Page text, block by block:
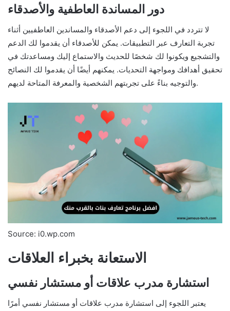
دور المساندة العاطفية والأصدقاء
لا تتردد في اللجوء إلى دعم الأصدقاء والمساندين العاطفيين أثناء
تجربة التعارف عبر التطبيقات. يمكن للأصدقاء أن يقدموا لك الدعم
والتشجيع ويكونوا لك شخصًا للحديث والاستماع إليك ومساعدتك في
تحقيق أهدافك ومواجهة التحديات. يمكنهم أيضًا أن يقدموا لك النصائح
والتوجيه بناءً على تجربتهم الشخصية والمعرفة المتاحة لديهم.
Source: i0.wp.com
الاستعانة بخبراء العلاقات
استشارة مدرب علاقات أو مستشار نفسي
يعتبر اللجوء إلى استشارة مدرب علاقات أو مستشار نفسي أمرًا